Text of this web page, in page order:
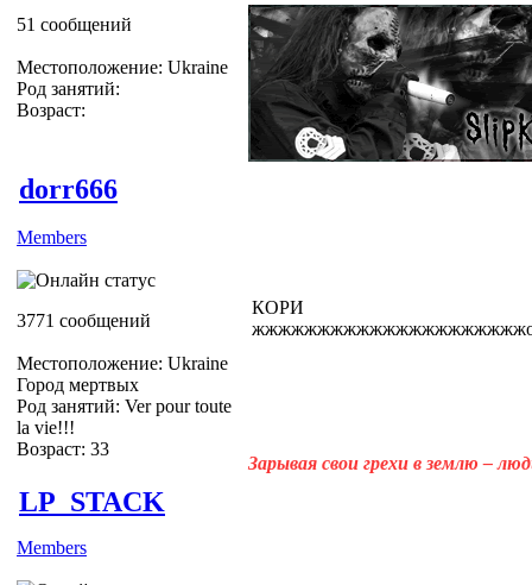
51 сообщений
Местоположение: Ukraine
Род занятий:
Возраст:
dorr666
Members
3771 сообщений
Местоположение: Ukraine
Город мертвых
Род занятий: Ver pour toute
la vie!!!
Возраст: 33
КОРИ
Зарывая свои грехи в землю –
LP_STACK
Members